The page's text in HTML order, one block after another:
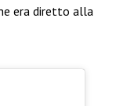
era diretto alla